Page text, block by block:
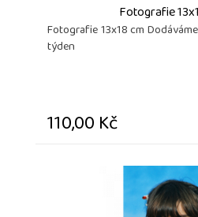
Fotografie
Fotografie 13x18 cm
týden
110,00 Kč